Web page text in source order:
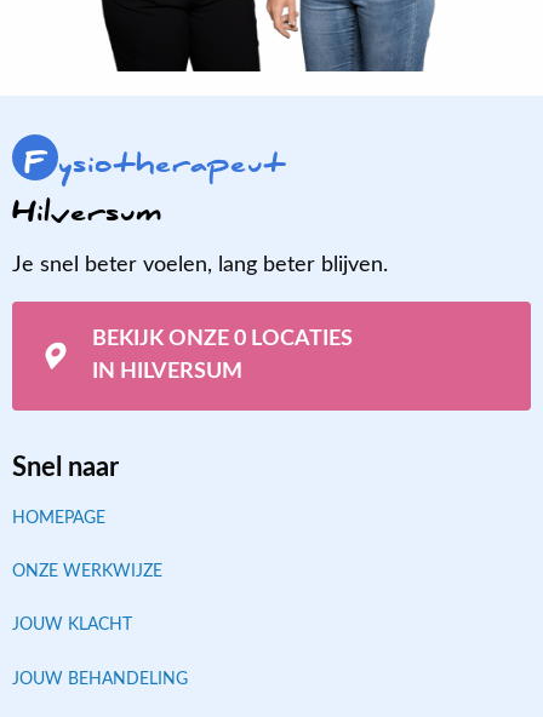
F ysiotherapeut
Hilversum
Je snel beter voelen, lang beter blijven.
BEKIJK ONZE 0 LOCATIES
IN HILVERSUM
Snel naar
HOMEPAGE
ONZE WERKWIJZE
JOUW KLACHT
JOUW BEHANDELING